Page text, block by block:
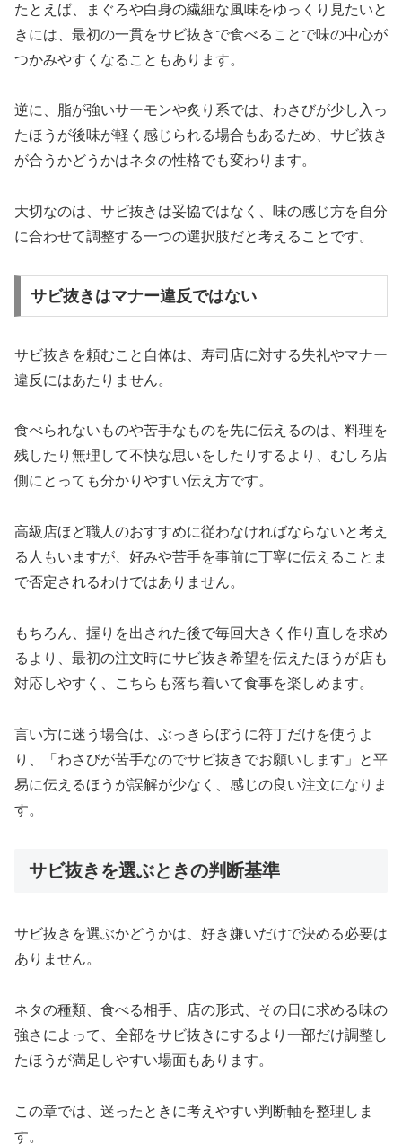
たとえば、まぐろや白身の繊細な風味をゆっくり見たいと
きには、最初の一貫をサビ抜きで食べることで味の中心が
つかみやすくなることもあります。
逆に、脂が強いサーモンや炙り系では、わさびが少し入っ
たほうが後味が軽く感じられる場合もあるため、サビ抜き
が合うかどうかはネタの性格でも変わります。
大切なのは、サビ抜きは妥協ではなく、味の感じ方を自分
に合わせて調整する一つの選択肢だと考えることです。
サビ抜きはマナー違反ではない
サビ抜きを頼むこと自体は、寿司店に対する失礼やマナー
違反にはあたりません。
食べられないものや苦手なものを先に伝えるのは、料理を
残したり無理して不快な思いをしたりするより、むしろ店
側にとっても分かりやすい伝え方です。
高級店ほど職人のおすすめに従わなければならないと考え
る人もいますが、好みや苦手を事前に丁寧に伝えることま
で否定されるわけではありません。
もちろん、握りを出された後で毎回大きく作り直しを求め
るより、最初の注文時にサビ抜き希望を伝えたほうが店も
対応しやすく、こちらも落ち着いて食事を楽しめます。
言い方に迷う場合は、ぶっきらぼうに符丁だけを使うよ
り、「わさびが苦手なのでサビ抜きでお願いします」と平
易に伝えるほうが誤解が少なく、感じの良い注文になりま
す。
サビ抜きを選ぶときの判断基準
サビ抜きを選ぶかどうかは、好き嫌いだけで決める必要は
ありません。
ネタの種類、食べる相手、店の形式、その日に求める味の
強さによって、全部をサビ抜きにするより一部だけ調整し
たほうが満足しやすい場面もあります。
この章では、迷ったときに考えやすい判断軸を整理しま
す。